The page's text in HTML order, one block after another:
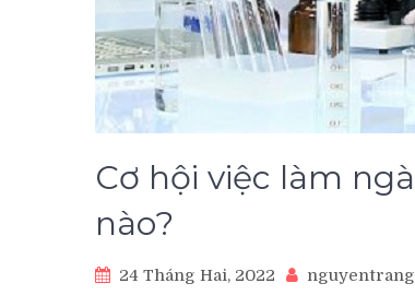
Cơ hội việc làm
nào?
24 Tháng Hai, 2022 nguyentrang